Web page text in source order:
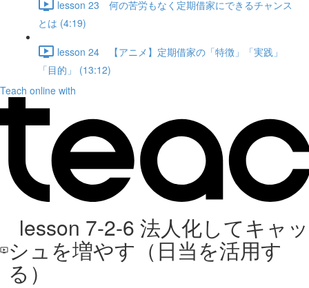
lesson 23 何の苦労もなく定期借家にできるチャンス
とは (4:19)
lesson 24 【アニメ】定期借家の「特徴」「実践」
「目的」 (13:12)
Teach online with
lesson 7-2-6 法人化してキャッ
シュを増やす（日当を活用す
る）